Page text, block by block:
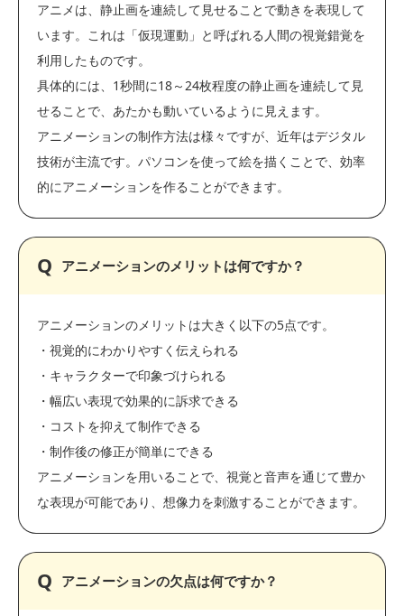
アニメは、静止画を連続して見せることで動きを表現して
います。これは「仮現運動」と呼ばれる人間の視覚錯覚を
利用したものです。
具体的には、1秒間に18～24枚程度の静止画を連続して見
せることで、あたかも動いているように見えます。
アニメーションの制作方法は様々ですが、近年はデジタル
技術が主流です。パソコンを使って絵を描くことで、効率
的にアニメーションを作ることができます。
アニメーションのメリットは何ですか？
アニメーションのメリットは大きく以下の5点です。
・視覚的にわかりやすく伝えられる
・キャラクターで印象づけられる
・幅広い表現で効果的に訴求できる
・コストを抑えて制作できる
・制作後の修正が簡単にできる
アニメーションを用いることで、視覚と音声を通じて豊か
な表現が可能であり、想像力を刺激することができます。
アニメーションの欠点は何ですか？